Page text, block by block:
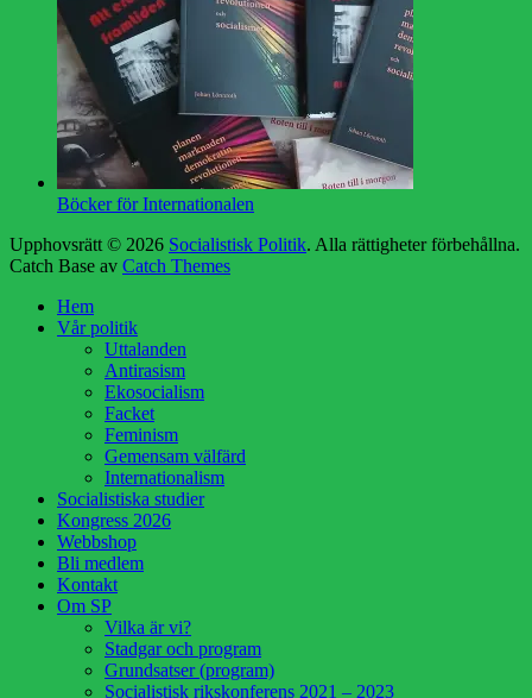
Böcker för Internationalen
Upphovsrätt © 2026 Socialistisk Politik. Alla rättigheter förbehållna.
Catch Base av Catch Themes
Hem
Vår politik
Uttalanden
Antirasism
Ekosocialism
Facket
Feminism
Gemensam välfärd
Internationalism
Socialistiska studier
Kongress 2026
Webbshop
Bli medlem
Kontakt
Om SP
Vilka är vi?
Stadgar och program
Grundsatser (program)
Socialistisk rikskonferens 2021 – 2023